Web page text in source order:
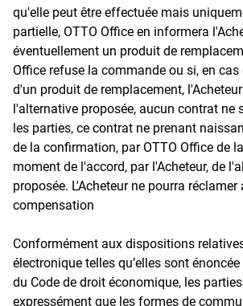
qu'elle peut être effectuée mais
partielle, OTTO Office en informera
éventuellement un produit de
Office refuse la commande ou si, en
d'un produit de remplacement,
l'alternative proposée, aucun contrat ne
les parties, ce contrat ne prenant
de la confirmation, par OTTO Office de
moment de l'accord, par l'Acheteur, de
proposée. L'Acheteur ne pourra réclamer
compensation
Conformément aux dispositions
électronique telles qu’elles sont
du Code de droit économique, les
expressément que les formes de